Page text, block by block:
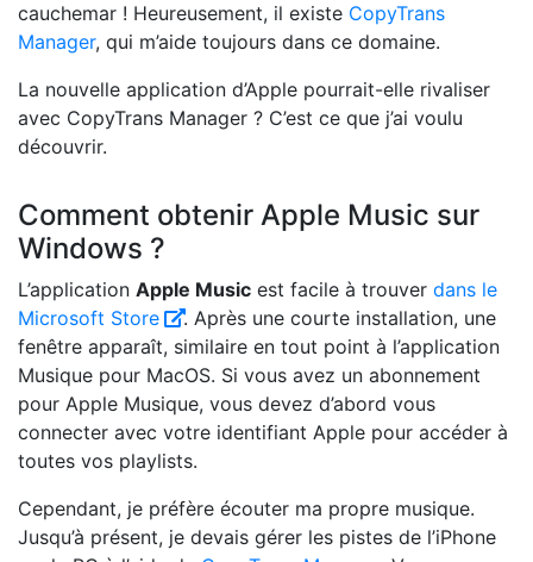
cauchemar ! Heureusement, il existe CopyTrans
Manager, qui m’aide toujours dans ce domaine.
La nouvelle application d’Apple pourrait-elle rivaliser
avec CopyTrans Manager ? C’est ce que j’ai voulu
découvrir.
Comment obtenir Apple Music sur
Windows ?
L’application Apple Music est facile à trouver dans le
Microsoft Store
. Après une courte installation, une
fenêtre apparaît, similaire en tout point à l’application
Musique pour MacOS. Si vous avez un abonnement
pour Apple Musique, vous devez d’abord vous
connecter avec votre identifiant Apple pour accéder à
toutes vos playlists.
Cependant, je préfère écouter ma propre musique.
Jusqu’à présent, je devais gérer les pistes de l’iPhone